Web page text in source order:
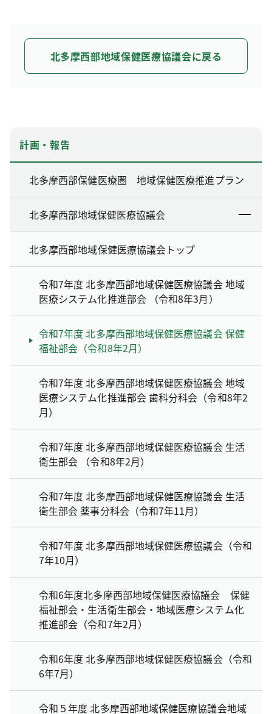
北多摩西部地域保健医療協議会に戻る
計画・報告
北多摩西部保健医療圏 地域保健医療推進プラン
北多摩西部地域保健医療協議会
北多摩西部地域保健医療協議会トップ
令和7年度 北多摩西部地域保健医療協議会 地域
医療システム化推進部会 （令和8年3月）
令和7年度 北多摩西部地域保健医療協議会 保健
福祉部会（令和8年2月）
令和7年度 北多摩西部地域保健医療協議会 地域
医療システム化推進部会 歯科分科会（令和8年2
月）
令和7年度 北多摩西部地域保健医療協議会 生活
衛生部会 （令和8年2月）
令和7年度 北多摩西部地域保健医療協議会 生活
衛生部会 薬事分科会（令和7年11月）
令和7年度 北多摩西部地域保健医療協議会（令和
7年10月）
令和6年度北多摩西部地域保健医療協議会 保健
福祉部会・生活衛生部会・地域医療システム化
推進部会（令和7年2月）
令和6年度 北多摩西部地域保健医療協議会（令和
6年7月）
令和５年度 北多摩西部地域保健医療協議会地域